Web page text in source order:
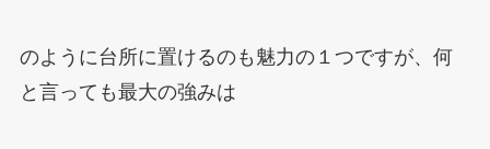
のように台所に置けるのも魅力の１つですが、何
と言っても最大の強みは